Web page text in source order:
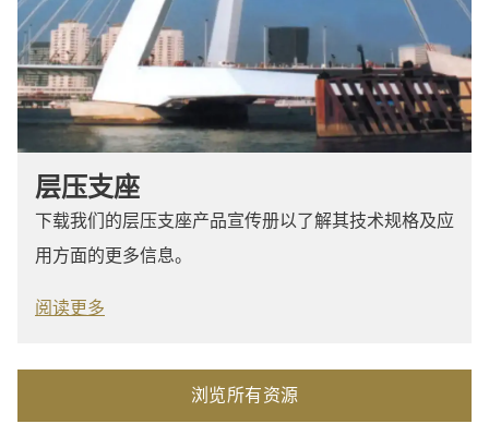
层压支座
下载我们的层压支座产品宣传册以了解其技术规格及应
用方面的更多信息。
阅读更多
浏览所有资源